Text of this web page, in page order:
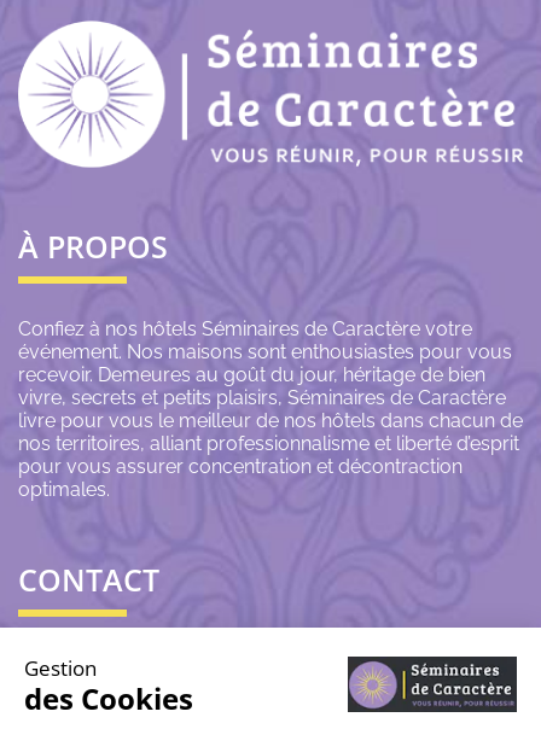
À PROPOS
Confiez à nos hôtels Séminaires de Caractère votre
événement. Nos maisons sont enthousiastes pour vous
recevoir. Demeures au goût du jour, héritage de bien
vivre, secrets et petits plaisirs, Séminaires de Caractère
livre pour vous le meilleur de nos hôtels dans chacun de
nos territoires, alliant professionnalisme et liberté d’esprit
pour vous assurer concentration et décontraction
optimales.
CONTACT
06 43 69 79 72
contact@seminairesdecaractere.fr
Gestion
des Cookies